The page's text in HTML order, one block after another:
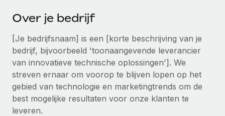
Achtergrondonderzoek
Vereenvoudig het screeningsproces van
kandidaten
Compliance Watchtower
Blijf compliance-risico's voor
Apparaatbeheer
Lever en track wereldwijd IT-middelen
CASESTUDY'S
Support
Alle bronnen bekijken
Global Payroll
EOR en PEO
Over je bedrijf
[Je bedrijfsnaam] is een [korte beschrijving van je
bedrijf, bijvoorbeeld 'toonaangevende leverancier
van innovatieve technische oplossingen']. We
streven ernaar om voorop te blijven lopen op het
gebied van technologie en marketingtrends om de
best mogelijke resultaten voor onze klanten te
leveren.